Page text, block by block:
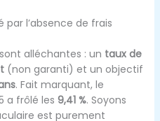
l’absence de frais
alléchantes : un taux de
(non garanti) et un objectif
. Fait marquant, le
a frôlé les 9,41 %. Soyons
est purement